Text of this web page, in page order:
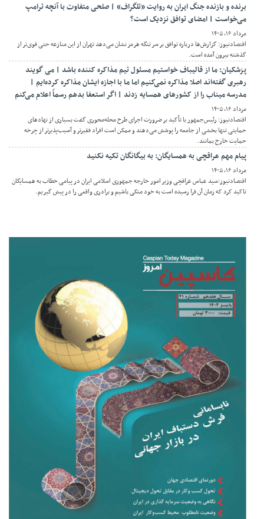
برنده و بازنده جنگ ایران به روایت «تلگراف» | صلحی متفاوت با آنچه ترامپ
می‌خواست | امضای توافق نزدیک است؟
مرداد ۱۶, ۱۴۰۵
اقتصادنیوز: گزارش‌ها درباره توافق بر سر تنگه هرمز نشان می‌دهد تهران از این منازعه حتی قوی‌تر از
گذشته بیرون آمده است.
پزشکیان: ما از قالیباف خواستیم مسئول تیم مذاکره کننده باشد | می گویند
رهبری گفته‌اند اصلا مذاکره نمی‌کنیم اما ما با اجازه ایشان مذاکره کرده‌ایم |
مدرسه میناب را از کشورهای همسایه زدند | اگر استعفا بدهم رسماً اعلام می‌کنم
مرداد ۱۶, ۱۴۰۵
اقتصادنیوز: رئیس‌جمهور با تأکید بر ضرورت اجرای طرح محله‌محوری گفت بسیاری از نهادهای
حمایتی تنها بخشی از جامعه را پوشش می‌دهند و ممکن است افراد فقیرتر و آسیب‌پذیرتر از چرخه
حمایت خارج بمانند.
پیام مهم عراقچی به همسایگان: به بیگانگان تکیه نکنید
مرداد ۱۶, ۱۴۰۵
اقتصادنیوز:سید عباس عراقچی وزیر امور خارجه جمهوری اسلامی ایران در پیامی خطاب به همسایگان
تاکید کرد که زمان آن فرا رسیده است به خود متکی باشیم و برادری واقعی را در پیش گیریم.